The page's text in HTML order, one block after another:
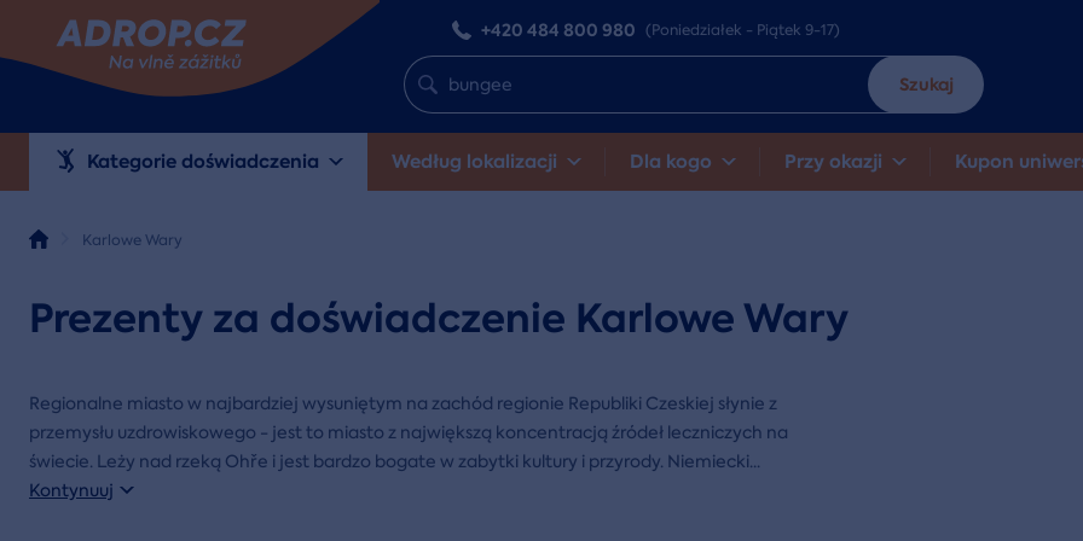
+420 484 800 980 (Poniedziałek - Piątek 9-17)
Szukaj
Kategorie doświadczenia Według lokalizacji Dla kogo Przy okazji Kupon
Karlowe Wary
Prezenty za doświadczenie Karlowe Wary
Regionalne miasto w najbardziej wysuniętym na zachód regionie Republiki Czeskiej słynie z
przemysłu uzdrowiskowego - jest to miasto z największą koncentracją źródeł leczniczych na
świecie. Leży nad rzeką Ohře i jest bardzo bogate w zabytki kultury i przyrody. Niemiecki...
Kontynuuj